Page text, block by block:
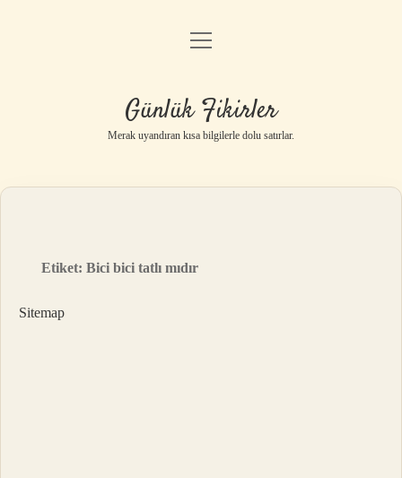
Anasayfa
Yasal Uyarı
menüyü
Günlük Fikirler
Merak uyandıran kısa bilgilerle dolu satırlar.
Etiket:Bici bici tatlı mıdır
Sitemap